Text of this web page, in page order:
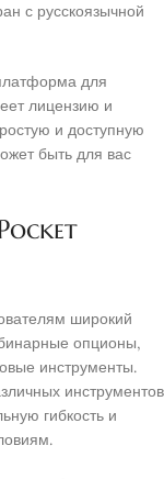
с русскоязычной
для
лицензию и
и доступную
быть для вас
широкий
опционы,
инструменты.
инструментов
гибкость и